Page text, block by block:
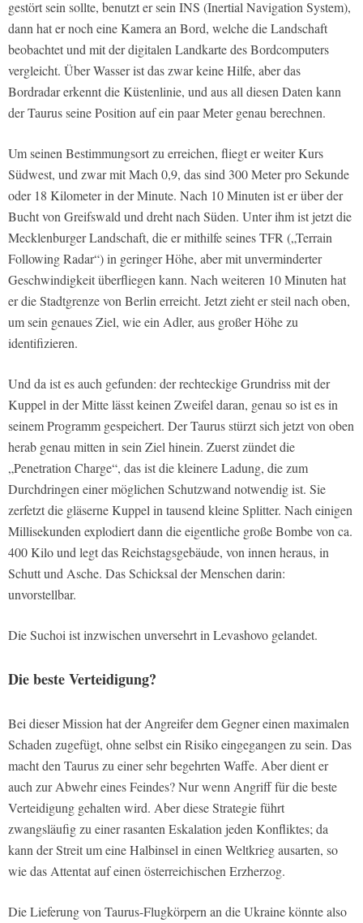
gestört sein sollte, benutzt er sein INS (Inertial Navigation System),
dann hat er noch eine Kamera an Bord, welche die Landschaft
beobachtet und mit der digitalen Landkarte des Bordcomputers
vergleicht. Über Wasser ist das zwar keine Hilfe, aber das
Bordradar erkennt die Küstenlinie, und aus all diesen Daten kann
der Taurus seine Position auf ein paar Meter genau berechnen.
Um seinen Bestimmungsort zu erreichen, fliegt er weiter Kurs
Südwest, und zwar mit Mach 0,9, das sind 300 Meter pro Sekunde
oder 18 Kilometer in der Minute. Nach 10 Minuten ist er über der
Bucht von Greifswald und dreht nach Süden. Unter ihm ist jetzt die
Mecklenburger Landschaft, die er mithilfe seines TFR („Terrain
Following Radar“) in geringer Höhe, aber mit unverminderter
Geschwindigkeit überfliegen kann. Nach weiteren 10 Minuten hat
er die Stadtgrenze von Berlin erreicht. Jetzt zieht er steil nach oben,
um sein genaues Ziel, wie ein Adler, aus großer Höhe zu
identifizieren.
Und da ist es auch gefunden: der rechteckige Grundriss mit der
Kuppel in der Mitte lässt keinen Zweifel daran, genau so ist es in
seinem Programm gespeichert. Der Taurus stürzt sich jetzt von oben
herab genau mitten in sein Ziel hinein. Zuerst zündet die
„Penetration Charge“, das ist die kleinere Ladung, die zum
Durchdringen einer möglichen Schutzwand notwendig ist. Sie
zerfetzt die gläserne Kuppel in tausend kleine Splitter. Nach einigen
Millisekunden explodiert dann die eigentliche große Bombe von ca.
400 Kilo und legt das Reichstagsgebäude, von innen heraus, in
Schutt und Asche. Das Schicksal der Menschen darin:
unvorstellbar.
Die Suchoi ist inzwischen unversehrt in Levashovo gelandet.
Die beste Verteidigung?
Bei dieser Mission hat der Angreifer dem Gegner einen maximalen
Schaden zugefügt, ohne selbst ein Risiko eingegangen zu sein. Das
macht den Taurus zu einer sehr begehrten Waffe. Aber dient er
auch zur Abwehr eines Feindes? Nur wenn Angriff für die beste
Verteidigung gehalten wird. Aber diese Strategie führt
zwangsläufig zu einer rasanten Eskalation jeden Konfliktes; da
kann der Streit um eine Halbinsel in einen Weltkrieg ausarten, so
wie das Attentat auf einen österreichischen Erzherzog.
Die Lieferung von Taurus-Flugkörpern an die Ukraine könnte also